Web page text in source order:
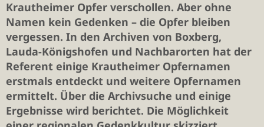
Krautheimer Opfer verschollen. Aber ohne
Namen kein Gedenken – die Opfer bleiben
vergessen. In den Archiven von Boxberg,
Lauda-Königshofen und Nachbarorten hat der
Referent einige Krautheimer Opfernamen
erstmals entdeckt und weitere Opfernamen
ermittelt. Über die Archivsuche und einige
Ergebnisse wird berichtet. Die Möglichkeit